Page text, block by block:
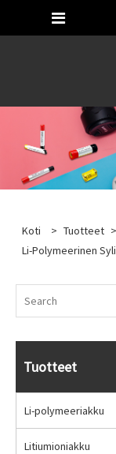
Koti > Tuotteet
Li-Polymeerinen
Tuotteet
Li-polymeeriakku
Litiumioniakku